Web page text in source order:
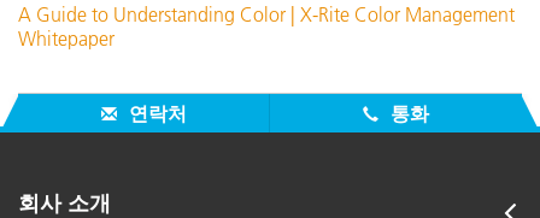
A Guide to Understanding Color | X-Rite Color Management
Whitepaper
연락처 통화
회사 소개